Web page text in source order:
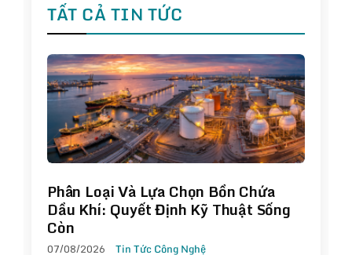
TẤT CẢ TIN TỨC
Phân Loại Và Lựa Chọn Bồn Chứa
Dầu Khí: Quyết Định Kỹ Thuật Sống
Còn
07/08/2026 Tin Tức Công Nghệ